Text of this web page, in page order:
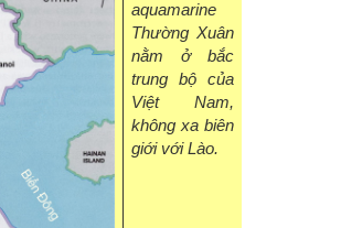
aquamarine
Thường Xuân
nằm ở bắc
trung bộ của
Việt Nam,
không xa biên
giới với Lào.